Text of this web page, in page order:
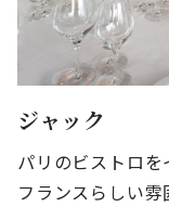
ジャック
パリのビストロ
フランスらしい